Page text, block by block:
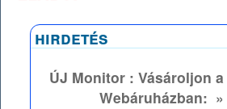
hirdetés
ÚJ Monitor : Vásároljon
Webáruházban: »